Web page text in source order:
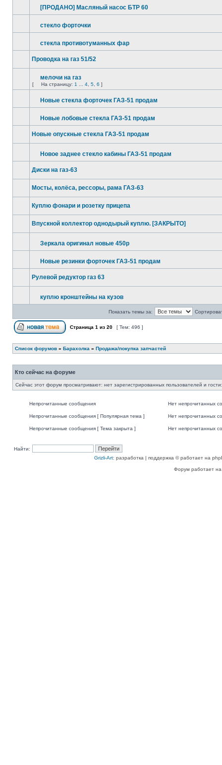
[ПРОДАНО] Масляный насос БТР 60
стекло форточки
стекла противотуманных фар
Проводка на газ 51/52
мелочи на газ
[ На страницу: 1 4 5 6 ]
Новые стекла форточек ГАЗ-51 продам
Новые лобовые стекла ГАЗ-51 продам
Новые опускные стекла ГАЗ-51 продам
Новое заднее стекло кабины ГАЗ-51 продам
Диски на газ-63
Мосты, колёса, рессоры, рама ГАЗ-63
Куплю фонари и розетку прицепа
Впускной коллектор однодырый куплю. [ЗАКРЫТО]
Зеркала оригинал новые 450р
Новые резинки форточек ГАЗ-51 продам
Рулевой редуктор газ 63
куплю кронштейны на кузов
Показать темы за:
Страница 1 из 20 [ Тем: 496 ]
Список форумов » Барахолка » Продажа/покупка запчастей
Кто сейчас на форуме
Сейчас этот форум просматривают: нет зарегистрированных пользователей и
Непрочитанные сообщения Нет непрочитанных
Непрочитанные сообщения [ Популярная тема ] Нет непрочитанных
Непрочитанные сообщения [ Тема закрыта ] Нет непрочитанных
Найти:
Grizli-Art: разработка | поддержка © работает на
Форум работает